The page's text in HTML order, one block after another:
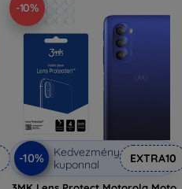
-10%
-10%
Kedvezmény
kuponnal
EXTRA10